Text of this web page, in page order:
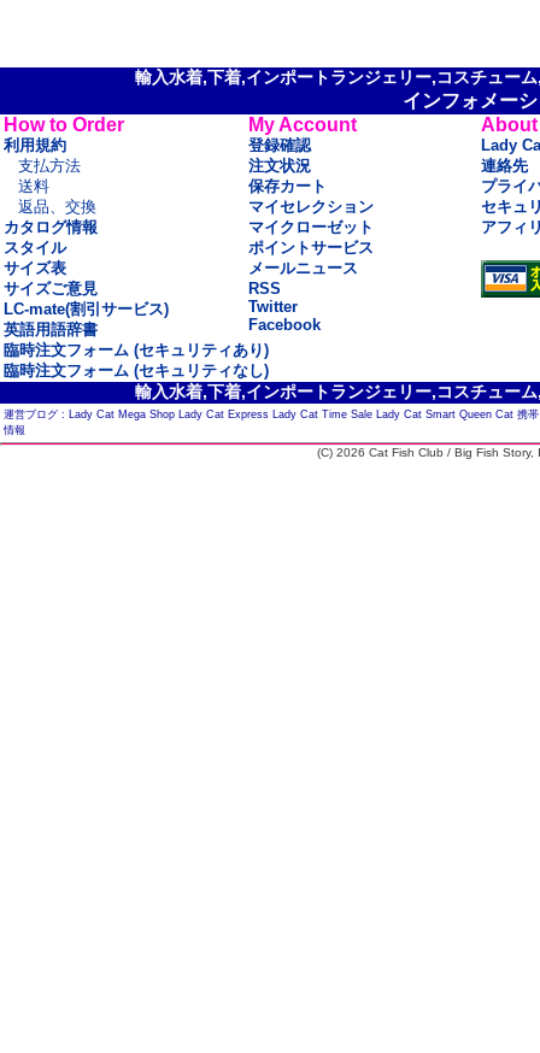
輸入水着,下着,インポートランジェリー,コスチュー
インフォメー
How to Order
利用規約
支払方法
送料
返品、交換
カタログ情報
スタイル
サイズ表
サイズご意見
LC-mate(割引サービス)
英語用語辞書
My Account
登録確認
注文状況
保存カート
マイセレクション
マイクローゼット
ポイントサービス
メールニュース
RSS
Twitter
Facebook
About
Lady
連絡先
プライ
セキュ
アフィ
臨時注文フォーム (セキュリティあり)
臨時注文フォーム (セキュリティなし)
輸入水着,下着,インポートランジェリー,コスチュー
運営ブログ : Lady Cat Mega Shop Lady Cat Express Lady Cat Time Sale Lady Cat Smart Queen Cat 携
情報
(C) 2026 Cat Fish Club / Big Fish Story,